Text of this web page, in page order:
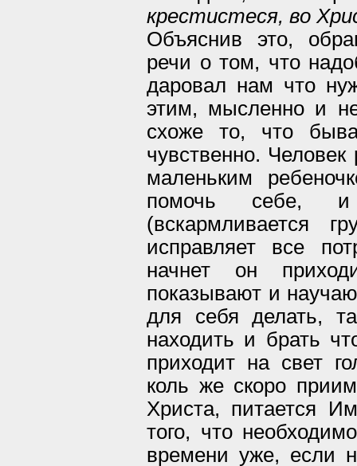
крестистеся, во
Объяснив это,
речи о том, что
даровал нам что
этим, мысленно и
схоже то, что
чувственно.
маленьким
помочь себе, и
(вскармливается
исправляет все
начнет он
показывают и
для себя делать,
находить и брать
приходит на свет
коль же скоро
Христа, питается
того, что
времени уже, если